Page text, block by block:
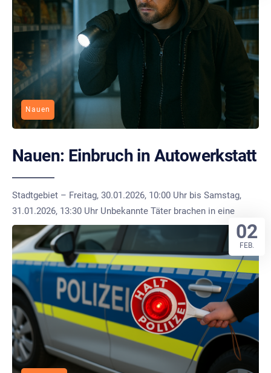
Nauen
Nauen: Einbruch in Autowerkstatt
Stadtgebiet – Freitag, 30.01.2026, 10:00 Uhr bis Samstag,
31.01.2026, 13:30 Uhr Unbekannte Täter brachen in eine
02
FEB.